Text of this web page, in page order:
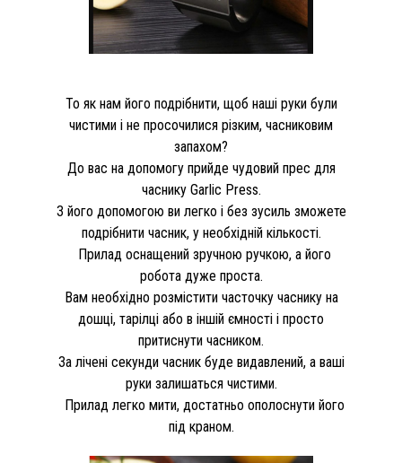
То як нам його подрібнити, щоб наші руки були
чистими і не просочилися різким, часниковим
запахом?
До вас на допомогу прийде чудовий прес для
часнику Garlic Press.
З його допомогою ви легко і без зусиль зможете
подрібнити часник, у необхідній кількості.
Прилад оснащений зручною ручкою, а його
робота дуже проста.
Вам необхідно розмістити часточку часнику на
дошці, тарілці або в іншій ємності і просто
притиснути часником.
За лічені секунди часник буде видавлений, а ваші
руки залишаться чистими.
Прилад легко мити, достатньо ополоснути його
під краном.